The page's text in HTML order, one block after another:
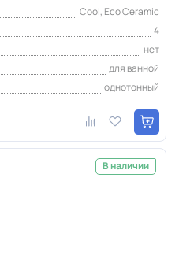
Cool, Eco Ceramic
4
нет
для ванной
однотонный
В наличии